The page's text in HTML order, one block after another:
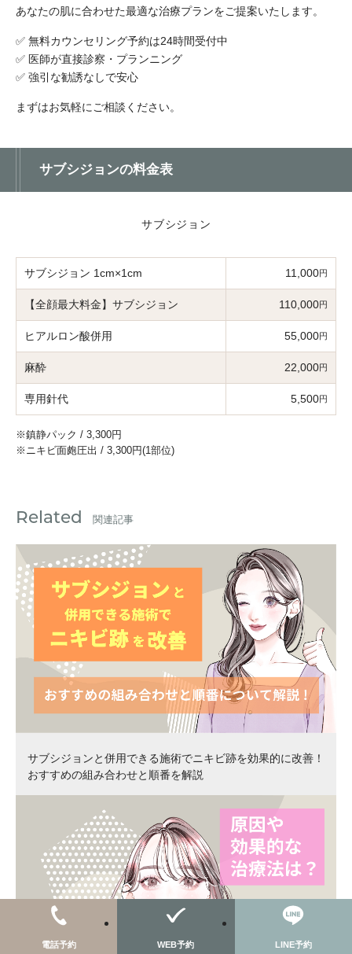
電話予約 WEB予約 LINE予約
あなたの肌に合わせた最適な治療プランをご提案いたします。
✅ 無料カウンセリング予約は24時間受付中
✅ 医師が直接診察・プランニング
✅ 強引な勧誘なしで安心
まずはお気軽にご相談ください。
サブシジョンの料金表
サブシジョン
サブシジョン 1cm×1cm 11,000円
【全顔最大料金】サブシジョン 110,000円
ヒアルロン酸併用 55,000円
麻酔 22,000円
専用針代 5,500円
※鎮静パック / 3,300円
※ニキビ面皰圧出 / 3,300円(1部位)
Related 関連記事
サブシジョンと併用できる施術でニキビ跡を効果的に改善！
おすすめの組み合わせと順番を解説